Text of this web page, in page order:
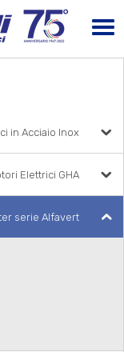
in Acciaio Inox
Elettrici GHA
serie Alfavert